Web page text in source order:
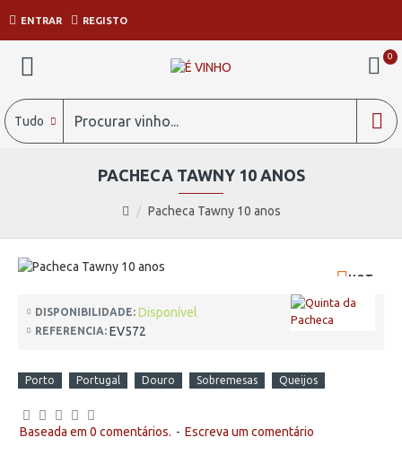
ENTRAR REGISTO
0
Tudo
Pacheca Tawny 10 anos
PACHECA TAWNY 10 ANOS
HOT
DISPONIBILIDADE: Disponível
REFERENCIA: EV572
Porto Portugal Douro Sobremesas Queijos
Baseada em 0 comentários. - Escreva um comentário